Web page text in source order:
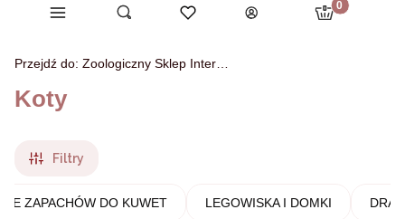
Menu Otwórz wyszukiwarkę
Szukaj Ulubione
Zaloguj się
Produkty w
Koszyk
Przejdź do: Zoologiczny Sklep Internetowy KROPEK
Koty
Filtry
ZAPACHÓW DO KUWET LEGOWISKA I DOMKI